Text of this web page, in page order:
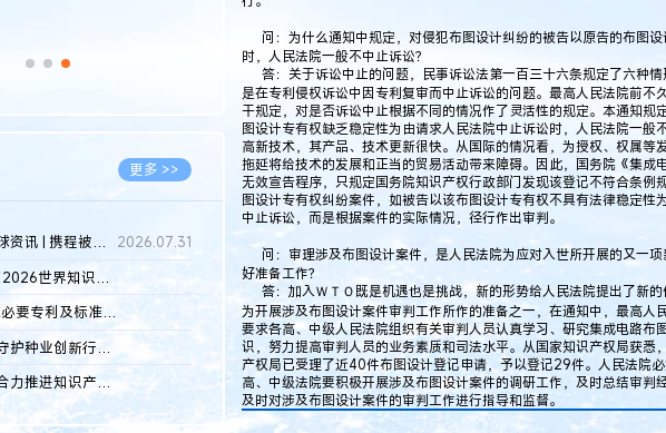
更多 >>
知识产权环球资讯 | 携程被市监总局罚51.79亿；瑞幸泰国商标案上...
2026.07.31
WIPO发布《2026世界知识产权报告》 含报告全文
全球5G标准必要专利及标准提案研究报告（2026年）全文发布
以司法之盾守护种业创新行稳致远
2026.08.05
天津多部门合力推进知识产权保护工作
2026.08.05
问：为什么通知中规定，对侵犯布图设计纠纷的被告以原告的布图
时，人民法院一般不中止诉讼？
答：关于诉讼中止的问题，民事诉讼法第一百三十六条规定了六种
是在专利侵权诉讼中因专利复审而中止诉讼的问题。最高人民法院前
干规定，对是否诉讼中止根据不同的情况作了灵活性的规定。本通知规
图设计专有权缺乏稳定性为由请求人民法院中止诉讼时，人民法院一
高新技术，其产品、技术更新很快。从国际的情况看，为授权、权属
拖延将给技术的发展和正当的贸易活动带来障碍。因此，国务院《集成
无效宣告程序，只规定国务院知识产权行政部门发现该登记不符合条例
图设计专有权纠纷案件，如被告以该布图设计专有权不具有法律稳定
中止诉讼，而是根据案件的实际情况，径行作出审判。
问：审理涉及布图设计案件，是人民法院为应对入世所开展的又一
好准备工作？
答：加入ＷＴＯ既是机遇也是挑战，新的形势给人民法院提出了新
为开展涉及布图设计案件审判工作所作的准备之一，在通知中，最高人
要求各高、中级人民法院组织有关审判人员认真学习、研究集成电路布
识，努力提高审判人员的业务素质和司法水平。从国家知识产权局获
产权局已受理了近40件布图设计登记申请，予以登记29件。人民法院
高、中级法院要积极开展涉及布图设计案件的调研工作，及时总结审
及时对涉及布图设计案件的审判工作进行指导和监督。